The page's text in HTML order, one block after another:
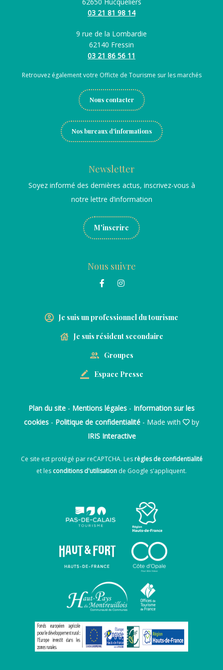
03 21 81 98 14
9 rue de la Lombardie
62140 Fressin
03 21 86 56 11
Retrouvez également votre Officte de Tourisme sur les marchés
Nous contacter
Nos bureaux d'informations
Newsletter
Soyez informé des dernières actus, inscrivez-vous à
notre lettre d’information
M'inscrire
Nous suivre
Je suis un professionnel du tourisme
Je suis résident secondaire
Groupes
Espace Presse
Plan du site - Mentions légales - Information sur les
cookies - Politique de confidentialité - Made with
by
IRIS Interactive
Ce site est protégé par reCAPTCHA. Lesrègles de confidentialité
et les conditions d'utilisation de Google s'appliquent.